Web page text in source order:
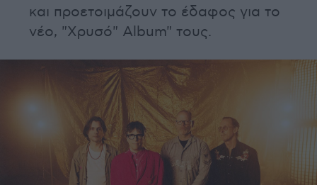
και προετοιμάζουν το έδαφος για το
νέο, "Χρυσό" Album" τους.